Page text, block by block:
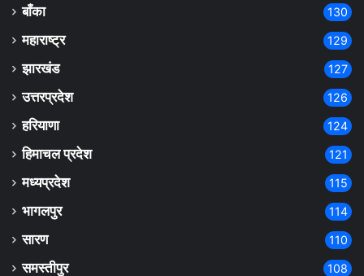
बाँका 130
महाराष्ट्र 129
झारखंड 127
उत्तरप्रदेश 126
हरियाणा 124
हिमाचल प्रदेश 121
मध्यप्रदेश 115
भागलपुर 114
सारण 110
समस्तीपुर 108